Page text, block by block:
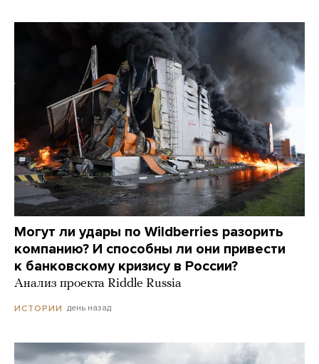
Могут ли удары по Wildberries разорить
компанию? И способны ли они привести
к банковскому кризису в России?
Анализ проекта Riddle Russia
ИСТОРИИ день назад